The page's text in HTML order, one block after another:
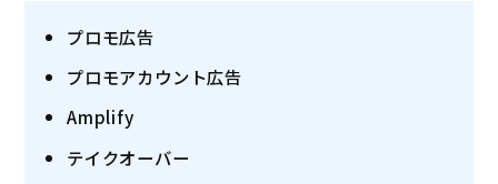
プロモ広告
プロモアカウント広告
Amplify
テイクオーバー